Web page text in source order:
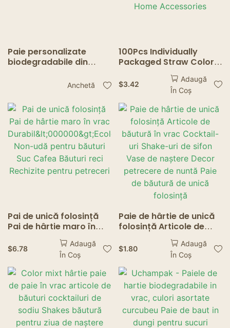
Paie personalizate
biodegradabile din
pentru cafea, bar și
Anchetă
100Pcs Individually
Packaged Straw Color
Drinking Straws Bubble
Tea Straw BIg Milkshake
Straws Party Wedding
Bar Home Accessories
$3.42
Adaugă
În Coș
Pai de unică folosință
Pai de hârtie maro în
Durabil<000000>Ecologi
st Non-udă pentru
băuturi Suc Cafea
Băuturi reci Rechizite
pentru petreceri
$6.78
Adaugă
În Coș
Paie de hârtie de unică
folosință Articole de
băutură în vrac
Cocktail-uri Shake-uri
de sifon Vase de
naștere Decor
petrecere de nuntă Paie
de băutură de unică
folosință
$1.80
Adaugă
În Coș